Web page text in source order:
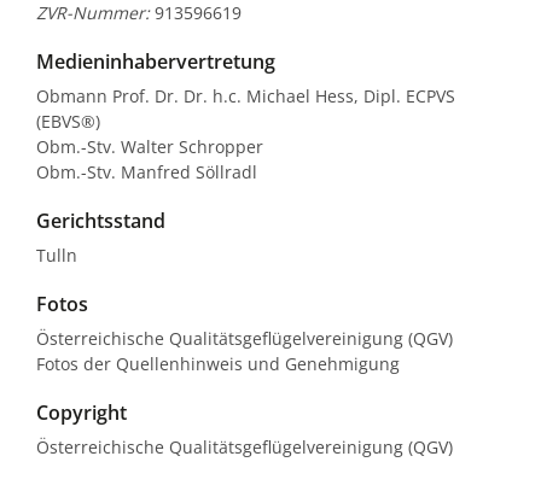
ZVR-Nummer:913596619
Medieninhabervertretung
Obmann Prof. Dr. Dr. h.c. Michael Hess, Dipl. ECPVS
(EBVS®)
Obm.-Stv. Walter Schropper
Obm.-Stv. Manfred Söllradl
Gerichtsstand
Tulln
Fotos
Österreichische Qualitätsgeflügelvereinigung (QGV)
Fotos der Quellenhinweis und Genehmigung
Copyright
Österreichische Qualitätsgeflügelvereinigung (QGV)